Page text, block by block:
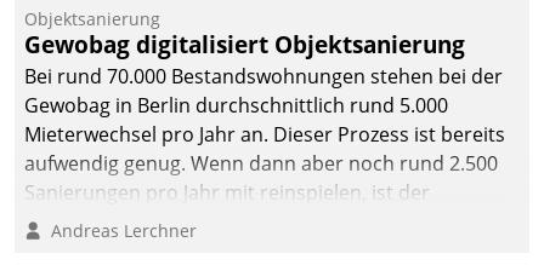
Objektsanierung
Gewobag digitalisiert Objektsanierung
Bei rund 70.000 Bestandswohnungen stehen bei der
Gewobag in Berlin durchschnittlich rund 5.000
Mieterwechsel pro Jahr an. Dieser Prozess ist bereits
aufwendig genug. Wenn dann aber noch rund 2.500
Sanierungen pro Jahr mit reinspielen, ist der
Betreuungs- und Organisationsaufwand immens. Im
Andreas Lerchner